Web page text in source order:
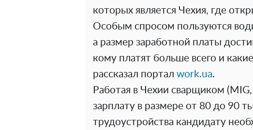
которых является Чехия, где
Особым спросом пользуются
а размер заработной платы
кому платят больше всего и
рассказал портал work.ua.
Работая в Чехии сварщиком
зарплату в размере от 80 до 90
трудоустройства кандидату